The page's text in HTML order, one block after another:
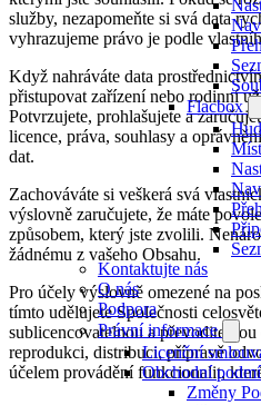
Flacbox
Kontaktujte nás
O nás
Podpora
Právní informace
Licenční
Obchodní
Změny
služby, nezapomeňte si svá data
vyhrazujeme právo je podle
Když nahráváte data
přistupovat zařízení nebo rodinní
Potvrzujete, prohlašujete a
licence, práva, souhlasy a
dat.
Zachováváte si veškerá svá
výslovně zaručujete, že máte
způsobem, který jste zvolili.
žádnému z vašeho Obsahu.
Pro účely výslovně omezené na
tímto udělujete Společnosti
sublicencovatelnou a
reprodukci, distribuci, přípravě
účelem provádění funkcionalit,